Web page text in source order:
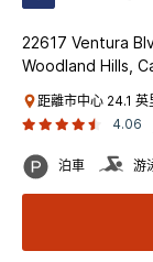
22617 Ventura
Woodland Hills,
距離市中心 24.1
4.06
泊車 游